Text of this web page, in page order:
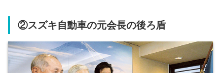
②スズキ自動車の元会長の後ろ盾